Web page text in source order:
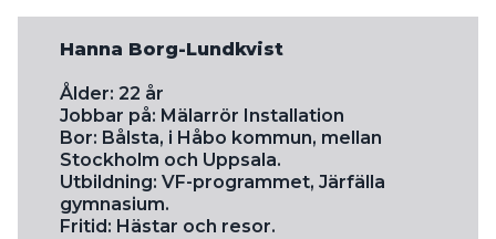
Hanna Borg-Lundkvist
Ålder: 22 år
Jobbar på: Mälarrör Installation
Bor: Bålsta, i Håbo kommun, mellan
Stockholm och Uppsala.
Utbildning: VF-programmet, Järfälla
gymnasium.
Fritid: Hästar och resor.